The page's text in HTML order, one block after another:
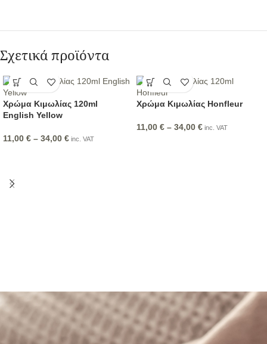
Σχετικά προϊόντα
Χρώμα Κιμωλίας 120ml
English Yellow
11,00 € – 34,00 € inc. VAT
Χρώμα Κιμωλίας Honfleur
11,00 € – 34,00 € inc. VAT